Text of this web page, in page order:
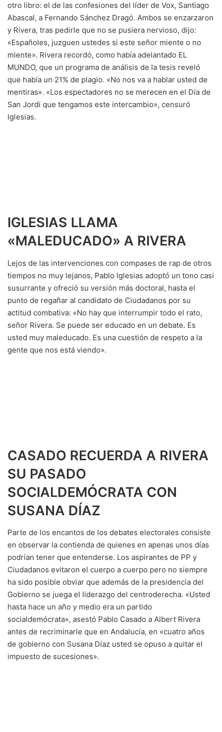
otro libro: el de las confesiones del líder de Vox, Santiago
Abascal, a Fernando Sánchez Dragó. Ambos se enzarzaron
y Rivera, tras pedirle que no se pusiera nervioso, dijo:
«Españoles, juzguen ustedes si este señor miente o no
miente». Rivera recordó, como había adelantado EL
MUNDO, que un programa de análisis de la tesis reveló
que había un 21% de plagio. «No nos va a hablar usted de
mentiras». «Los espectadores no se merecen en el Día de
San Jordi que tengamos este intercambio», censuró
Iglesias.
IGLESIAS LLAMA
«MALEDUCADO» A RIVERA
Lejos de las intervenciones con compases de rap de otros
tiempos no muy lejanos, Pablo Iglesias adoptó un tono casi
susurrante y ofreció su versión más doctoral, hasta el
punto de regañar al candidato de Ciudadanos por su
actitud combativa: «No hay que interrumpir todo el rato,
señor Rivera. Se puede ser educado en un debate. Es
usted muy maleducado. Es una cuestión de respeto a la
gente que nos está viendo».
CASADO RECUERDA A RIVERA
SU PASADO
SOCIALDEMÓCRATA CON
SUSANA DÍAZ
Parte de los encantos de los debates electorales consiste
en observar la contienda de quienes en apenas unos días
podrían tener que entenderse. Los aspirantes de PP y
Ciudadanos evitaron el cuerpo a cuerpo pero no siempre
ha sido posible obviar que además de la presidencia del
Gobierno se juega el liderazgo del centroderecha. «Usted
hasta hace un año y medio era un partido
socialdemócrata», asestó Pablo Casado a Albert Rivera
antes de recriminarle que en Andalucía, en «cuatro años
de gobierno con Susana Díaz usted se opuso a quitar el
impuesto de sucesiones».